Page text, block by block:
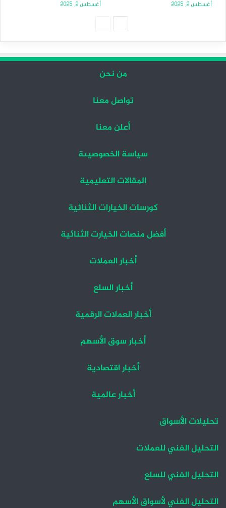
أغسطس 2, 2025 أغسطس 2, 2025
من نحن
تواصل معنا
أعلن معنا
سياسة الخصوصيىة
المقالات التعليمية
كورسات الخيارات الثنائية
أفضل منصات الخيارت الثنائية
أخبار العملات
أخبار السلع
أخبار العملات الرقمية
أخبار سوق الأسهم
أخبار اقتصادية
أخبار عالمية
تحليلات الأسواق
التحليل الفني للعملات
التحليل الفني للسلع
التحليل الفني لأسواق الأسهم